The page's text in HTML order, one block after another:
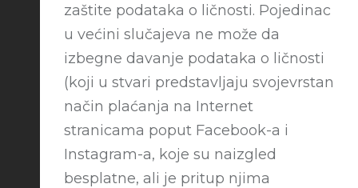
zaštite podataka o ličnosti. Pojedinac
u većini slučajeva ne može da
izbegne davanje podataka o ličnosti
(koji u stvari predstavljaju svojevrstan
način plaćanja na Internet
stranicama poput Facebook-a i
Instagram-a, koje su naizgled
besplatne, ali je pritup njima